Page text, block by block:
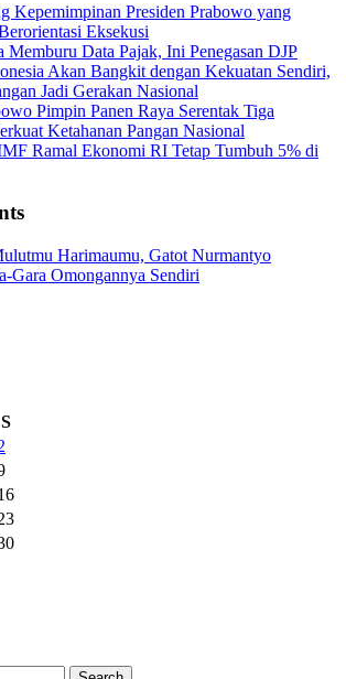
Kepemimpinan Presiden Prabowo yang
Eksekusi
Memburu Data Pajak, Ini Penegasan DJP
Akan Bangkit dengan Kekuatan Sendiri,
Jadi Gerakan Nasional
Pimpin Panen Raya Serentak Tiga
Ketahanan Pangan Nasional
Ramal Ekonomi RI Tetap Tumbuh 5% di
Harimaumu, Gatot Nurmantyo
Gara Omongannya Sendiri
S